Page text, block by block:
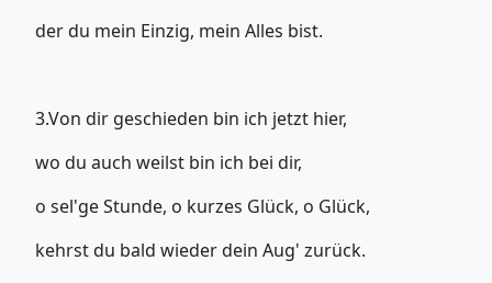
der du mein Einzig, mein Alles bist.
3.Von dir geschieden bin ich jetzt hier,
wo du auch weilst bin ich bei dir,
o sel'ge Stunde, o kurzes Glück, o Glück,
kehrst du bald wieder dein Aug' zurück.